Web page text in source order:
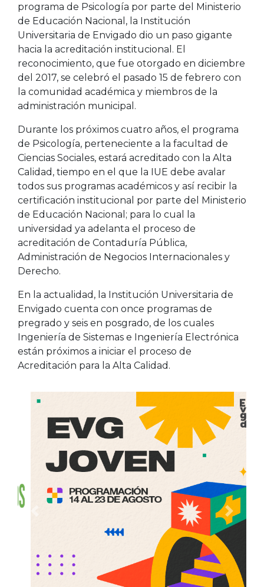
programa de Psicología por parte del Ministerio
de Educación Nacional, la Institución
Universitaria de Envigado dio un paso gigante
hacia la acreditación institucional. El
reconocimiento, que fue otorgado en diciembre
del 2017, se celebró el pasado 15 de febrero con
la comunidad académica y miembros de la
administración municipal.
Durante los próximos cuatro años, el programa
de Psicología, perteneciente a la facultad de
Ciencias Sociales, estará acreditado con la Alta
Calidad, tiempo en el que la IUE debe avalar
todos sus programas académicos y así recibir la
certificación institucional por parte del Ministerio
de Educación Nacional; para lo cual la
universidad ya adelanta el proceso de
acreditación de Contaduría Pública,
Administración de Negocios Internacionales y
Derecho.
En la actualidad, la Institución Universitaria de
Envigado cuenta con once programas de
pregrado y seis en posgrado, de los cuales
Ingeniería de Sistemas e Ingeniería Electrónica
están próximos a iniciar el proceso de
Acreditación para la Alta Calidad.